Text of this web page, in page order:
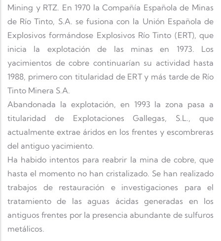
Mining y RTZ. En 1970 la Compañía Española de Minas
de Río Tinto, S.A. se fusiona con la Unión Española de
Explosivos formándose Explosivos Río Tinto (ERT), que
inicia la explotación de las minas en 1973. Los
yacimientos de cobre continuarían su actividad hasta
1988, primero con titularidad de ERT y más tarde de Río
Tinto Minera S.A.
Abandonada la explotación, en 1993 la zona pasa a
titularidad de Explotaciones Gallegas, S.L., que
actualmente extrae áridos en los frentes y escombreras
del antiguo yacimiento.
Ha habido intentos para reabrir la mina de cobre, que
hasta el momento no han cristalizado. Se han realizado
trabajos de restauración e investigaciones para el
tratamiento de las aguas ácidas generadas en los
antiguos frentes por la presencia abundante de sulfuros
metálicos.